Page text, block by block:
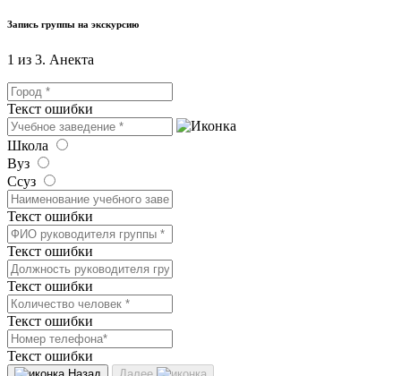
Запись группы на экскурсию
1 из 3. Анекта
Текст ошибки
Школа
Вуз
Ссуз
Текст ошибки
Текст ошибки
Текст ошибки
Текст ошибки
Текст ошибки